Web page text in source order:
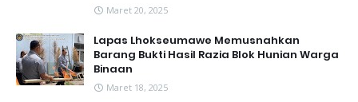
Maret 20, 2025
Lapas Lhokseumawe Memusnahkan
Barang Bukti Hasil Razia Blok Hunian Warga
Binaan
Maret 18, 2025